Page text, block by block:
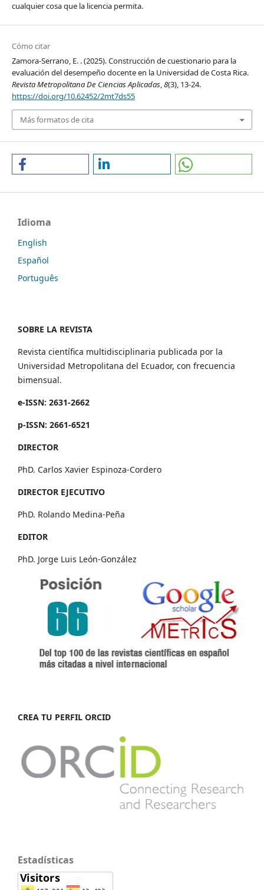
cualquier cosa que la licencia permita.
Cómo citar
Zamora-Serrano, E. . (2025). Construcción de cuestionario para la
evaluación del desempeño docente en la Universidad de Costa Rica.
Revista Metropolitana De Ciencias Aplicadas,8(3), 13-24.
https://doi.org/10.62452/2mt7ds55
Más formatos de cita
Idioma
English
Español
Português
SOBRE LA REVISTA
Revista científica multidisciplinaria publicada por la
Universidad Metropolitana del Ecuador, con frecuencia
bimensual.
e-ISSN: 2631-2662
p-ISSN: 2661-6521
DIRECTOR
PhD. Carlos Xavier Espinoza-Cordero
DIRECTOR EJECUTIVO
PhD. Rolando Medina-Peña
EDITOR
PhD. Jorge Luis León-González
CREA TU PERFIL ORCID
Estadísticas